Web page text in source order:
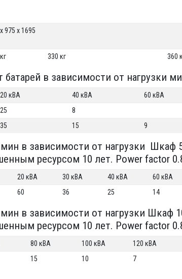
975 x 1695
330 кг 360
батарей в зависимости от нагрузки
20 кВА 40 кВА 60 кВА
25
8
35 15 9
в зависимости от нагрузки Шкаф
ресурсом 10 лет. Power factor
20 кВА 30 кВА 40 кВА 60 кВА
60 36 25 14
в зависимости от нагрузки Шкаф
ресурсом 10 лет. Power factor
80 кВА 100 кВА 120 кВА
15 10 7